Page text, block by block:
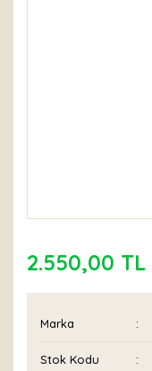
2.550,00 TL
Marka
Stok Kodu